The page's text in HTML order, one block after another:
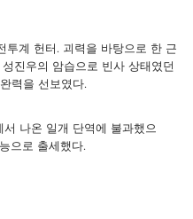
투계 헌터. 괴력을 바탕으로 한 근
진우의 암습으로 빈사 상태였던
력을 선보였다.
나온 일개 단역에 불과했으
으로 출세했다.